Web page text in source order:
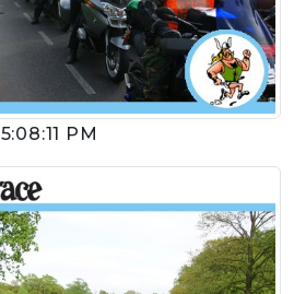
5:08:11 PM